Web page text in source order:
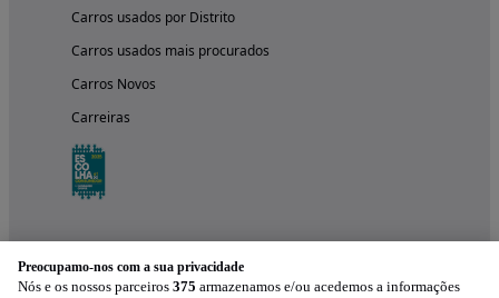
Carros usados por Distrito
Carros usados mais procurados
Carros Novos
Carreiras
Preocupamo-nos com a sua privacidade
Nós e os nossos parceiros 375 armazenamos e/ou acedemos a informações